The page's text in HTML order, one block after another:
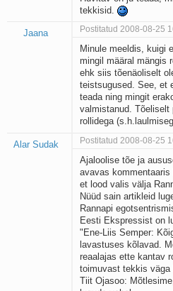
tekkisid.
Jaana Postitatud 2008-08-25
Minule meeldis, kuigi
mingil määral mängis
ehk siis tõenäoliselt
teistsugused. See, et
teada ning mingit
valmistanud. Tõeliselt
rollidega
Alar Sudak Postitatud 2008-08-25
Ajaloolise tõe ja
avavas
et lood valis välja
Nüüd sain artikleid
Rannapi
Eesti Ekspressist on
"Ene-Liis Semper:
lavastuses kõlavad.
reaalajas ette kantav
toimuvast tekkis väga
Tiit Ojasoo: